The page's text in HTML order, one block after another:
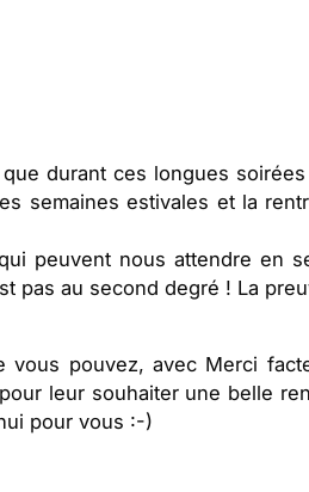
durant ces longues
semaines estivales et la
peuvent nous attendre en
pas au second degré ! La
vous pouvez, avec Merci
leur souhaiter une belle
pour vous :-)